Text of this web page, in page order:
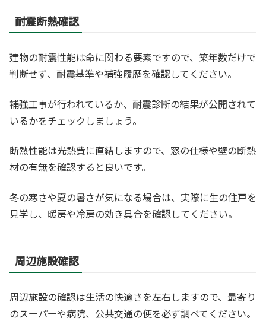
耐震断熱確認
建物の耐震性能は命に関わる要素ですので、築年数だけで
判断せず、耐震基準や補強履歴を確認してください。
補強工事が行われているか、耐震診断の結果が公開されて
いるかをチェックしましょう。
断熱性能は光熱費に直結しますので、窓の仕様や壁の断熱
材の有無を確認すると良いです。
冬の寒さや夏の暑さが気になる場合は、実際に生の住戸を
見学し、暖房や冷房の効き具合を確認してください。
周辺施設確認
周辺施設の確認は生活の快適さを左右しますので、最寄り
のスーパーや病院、公共交通の便を必ず調べてください。